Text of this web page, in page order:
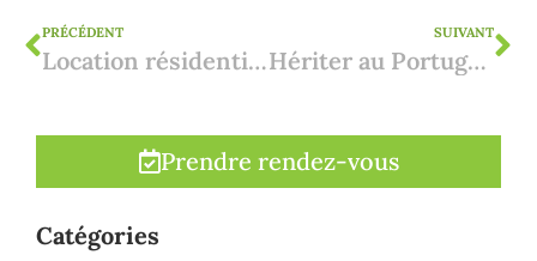
PRÉCÉDENT
Location résidentielle en Espagne : le guide complet de la nouvelle loi sur le logement, des loyers et des taxes
SUIVANT
Hériter au Portugal : le cadre juridique expliqué
Prendre rendez-vous
Catégories